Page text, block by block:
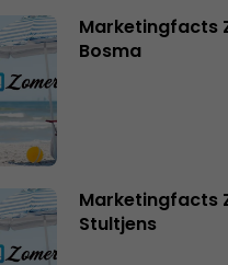
Marketingfacts
Bosma
Marketingfacts
Stultjens